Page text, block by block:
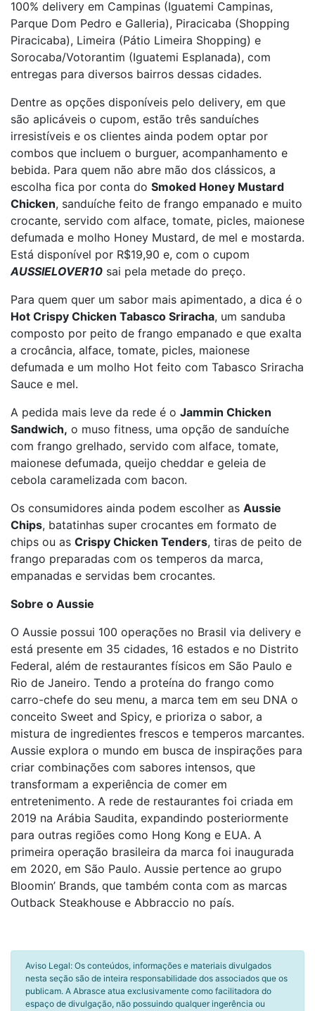
100% delivery em Campinas (Iguatemi Campinas,
Parque Dom Pedro e Galleria), Piracicaba (Shopping
Piracicaba), Limeira (Pátio Limeira Shopping) e
Sorocaba/Votorantim (Iguatemi Esplanada), com
entregas para diversos bairros dessas cidades.
Dentre as opções disponíveis pelo delivery, em que
são aplicáveis o cupom, estão três sanduíches
irresistíveis e os clientes ainda podem optar por
combos que incluem o burguer, acompanhamento e
bebida. Para quem não abre mão dos clássicos, a
escolha fica por conta do Smoked Honey Mustard
Chicken, sanduíche feito de frango empanado e muito
crocante, servido com alface, tomate, picles, maionese
defumada e molho Honey Mustard, de mel e mostarda.
Está disponível por R$19,90 e, com o cupom
AUSSIELOVER10 sai pela metade do preço.
Para quem quer um sabor mais apimentado, a dica é o
Hot Crispy Chicken Tabasco Sriracha, um sanduba
composto por peito de frango empanado e que exalta
a crocância, alface, tomate, picles, maionese
defumada e um molho Hot feito com Tabasco Sriracha
Sauce e mel.
A pedida mais leve da rede é o Jammin Chicken
Sandwich, o muso fitness, uma opção de sanduíche
com frango grelhado, servido com alface, tomate,
maionese defumada, queijo cheddar e geleia de
cebola caramelizada com bacon.
Os consumidores ainda podem escolher as Aussie
Chips, batatinhas super crocantes em formato de
chips ou as Crispy Chicken Tenders, tiras de peito de
frango preparadas com os temperos da marca,
empanadas e servidas bem crocantes.
Sobre o Aussie
O Aussie possui 100 operações no Brasil via delivery e
está presente em 35 cidades, 16 estados e no Distrito
Federal, além de restaurantes físicos em São Paulo e
Rio de Janeiro. Tendo a proteína do frango como
carro-chefe do seu menu, a marca tem em seu DNA o
conceito Sweet and Spicy, e prioriza o sabor, a
mistura de ingredientes frescos e temperos marcantes.
Aussie explora o mundo em busca de inspirações para
criar combinações com sabores intensos, que
transformam a experiência de comer em
entretenimento. A rede de restaurantes foi criada em
2019 na Arábia Saudita, expandindo posteriormente
para outras regiões como Hong Kong e EUA. A
primeira operação brasileira da marca foi inaugurada
em 2020, em São Paulo. Aussie pertence ao grupo
Bloomin’ Brands, que também conta com as marcas
Outback Steakhouse e Abbraccio no país.
Aviso Legal: Os conteúdos, informações e materiais divulgados
nesta seção são de inteira responsabilidade dos associados que os
publicam. A Abrasce atua exclusivamente como facilitadora do
espaço de divulgação, não possuindo qualquer ingerência ou